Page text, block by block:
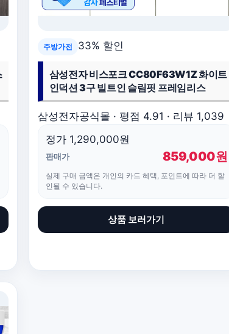
주방가전 33% 할인
삼성전자 비스포크 CC80F63W1Z 화이트
인덕션 3구 빌트인 슬림핏 프레임리스
삼성전자공식몰 · 평점 4.91 · 리뷰 1,039
정가 1,290,000원
판매가 859,000원
실제 구매 금액은 개인의 카드 혜택, 포인트에 따라 더 할
인될 수 있습니다.
상품 보러가기